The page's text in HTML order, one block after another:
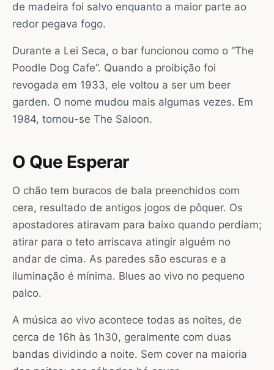
de madeira foi salvo enquanto a maior parte ao
redor pegava fogo.
Durante a Lei Seca, o bar funcionou como o “The
Poodle Dog Cafe”. Quando a proibição foi
revogada em 1933, ele voltou a ser um beer
garden. O nome mudou mais algumas vezes. Em
1984, tornou-se The Saloon.
O Que Esperar
O chão tem buracos de bala preenchidos com
cera, resultado de antigos jogos de pôquer. Os
apostadores atiravam para baixo quando perdiam;
atirar para o teto arriscava atingir alguém no
andar de cima. As paredes são escuras e a
iluminação é mínima. Blues ao vivo no pequeno
palco.
A música ao vivo acontece todas as noites, de
cerca de 16h às 1h30, geralmente com duas
bandas dividindo a noite. Sem cover na maioria